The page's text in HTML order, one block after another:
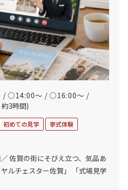
○14:00～ / ○16:00～ /
3時間)
初めての見学
挙式体験
佐賀の街にそびえ立つ、気品あ
ルチェスター佐賀」 「式場見学